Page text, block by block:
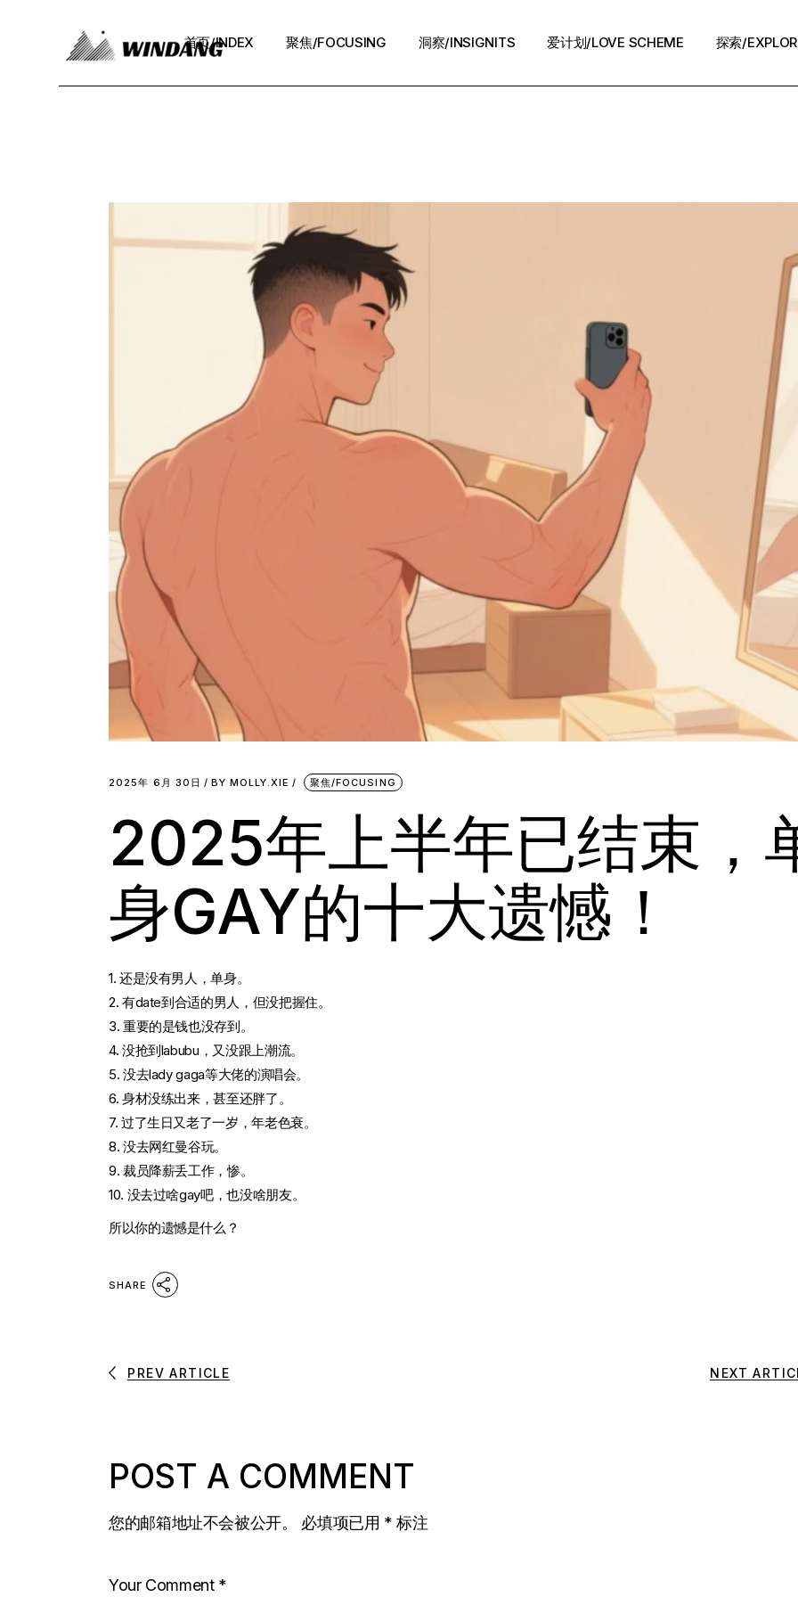
首页/INDEX 聚焦/FOCUSING 洞察/INSIGNITS 爱计划/LOVE SCHEME 探索/
2025年 6月 30日 BY MOLLY.XIE 聚焦/FOCUSING
2025年上半年已结束，
身GAY的十大遗憾！
1. 还是没有男人，单身。
2. 有date到合适的男人，但没把握住。
3. 重要的是钱也没存到。
4. 没抢到labubu，又没跟上潮流。
5. 没去lady gaga等大佬的演唱会。
6. 身材没练出来，甚至还胖了。
7. 过了生日又老了一岁，年老色衰。
8. 没去网红曼谷玩。
9. 裁员降薪丢工作，惨。
10. 没去过啥gay吧，也没啥朋友。
所以你的遗憾是什么？
SHARE
PREV ARTICLE NEXT
POST A COMMENT
您的邮箱地址不会被公开。 必填项已用 * 标注